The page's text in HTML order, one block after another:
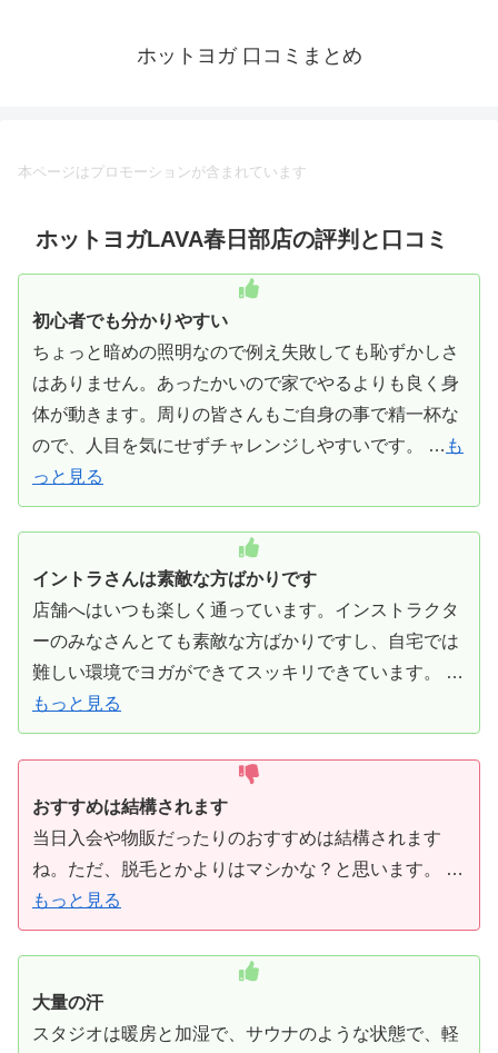
ホットヨガ 口コミまとめ
本ページはプロモーションが含まれています
ホットヨガLAVA春日部店の評判と口コミ
初心者でも分かりやすい
ちょっと暗めの照明なので例え失敗しても恥ずかしさ
はありません。あったかいので家でやるよりも良く身
体が動きます。周りの皆さんもご自身の事で精一杯な
ので、人目を気にせずチャレンジしやすいです。 … も
っと見る
イントラさんは素敵な方ばかりです
店舗へはいつも楽しく通っています。インストラクタ
ーのみなさんとても素敵な方ばかりですし、自宅では
難しい環境でヨガができてスッキリできています。 …
もっと見る
おすすめは結構されます
当日入会や物販だったりのおすすめは結構されます
ね。ただ、脱毛とかよりはマシかな？と思います。 …
もっと見る
大量の汗
スタジオは暖房と加湿で、サウナのような状態で、軽